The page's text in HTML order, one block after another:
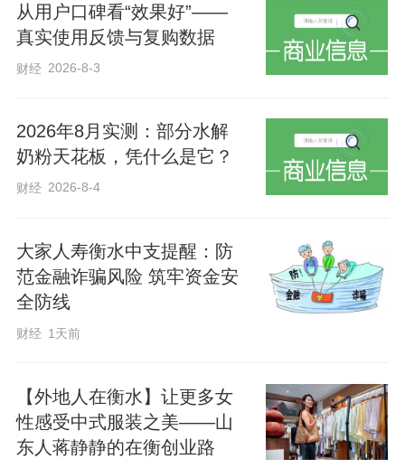
从用户口碑看“效果好”——
真实使用反馈与复购数据
财经 2026-8-3
2026年8月实测：部分水解
奶粉天花板，凭什么是它？
财经 2026-8-4
大家人寿衡水中支提醒：防
范金融诈骗风险 筑牢资金安
全防线
财经 1天前
【外地人在衡水】让更多女
性感受中式服装之美——山
东人蒋静静的在衡创业路